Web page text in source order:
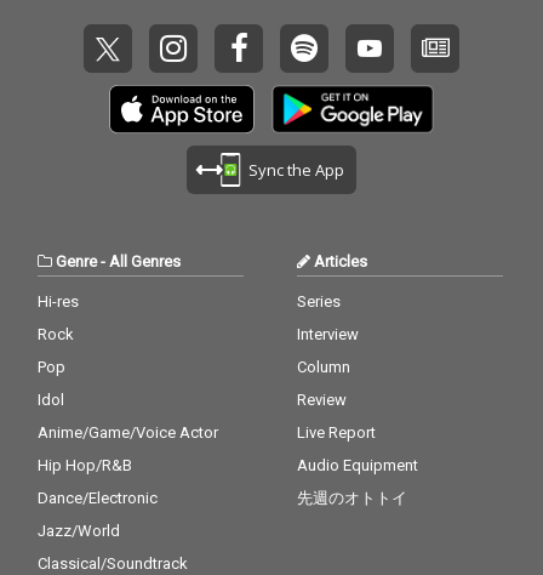
Sync the App
Genre- All Genres
Hi-res
Rock
Pop
Idol
Anime/Game/Voice Actor
Hip Hop/R&B
Dance/Electronic
Jazz/World
Classical/Soundtrack
Articles
Series
Interview
Column
Review
Live Report
Audio Equipment
先週のオトトイ